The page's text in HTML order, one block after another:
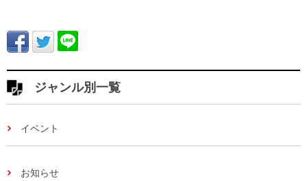
ジャンル別一覧
イベント
お知らせ